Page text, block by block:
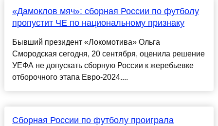
«Дамоклов мяч»: сборная России по футболу
пропустит ЧЕ по национальному признаку
Бывший президент «Локомотива» Ольга
Смородская сегодня, 20 сентября, оценила решение
УЕФА не допускать сборную России к жеребьевке
отборочного этапа Евро-2024....
Сборная России по футболу проиграла